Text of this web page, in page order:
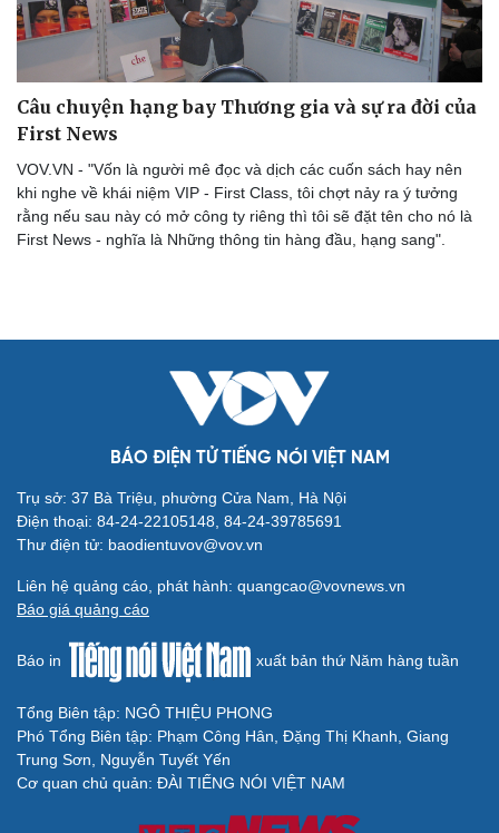
Câu chuyện hạng bay Thương gia và sự ra đời của
First News
VOV.VN - "Vốn là người mê đọc và dịch các cuốn sách hay nên
khi nghe về khái niệm VIP - First Class, tôi chợt nảy ra ý tưởng
rằng nếu sau này có mở công ty riêng thì tôi sẽ đặt tên cho nó là
First News - nghĩa là Những thông tin hàng đầu, hạng sang".
BÁO ĐIỆN TỬ TIẾNG NÓI VIỆT NAM
Trụ sở: 37 Bà Triệu, phường Cửa Nam, Hà Nội
Điện thoại: 84-24-22105148, 84-24-39785691
Thư điện tử: baodientuvov@vov.vn
Liên hệ quảng cáo, phát hành: quangcao@vovnews.vn
Báo giá quảng cáo
Báo in xuất bản thứ Năm hàng tuần
Tổng Biên tập: NGÔ THIỆU PHONG
Phó Tổng Biên tập: Phạm Công Hân, Đặng Thị Khanh, Giang
Trung Sơn, Nguyễn Tuyết Yến
Cơ quan chủ quản: ĐÀI TIẾNG NÓI VIỆT NAM